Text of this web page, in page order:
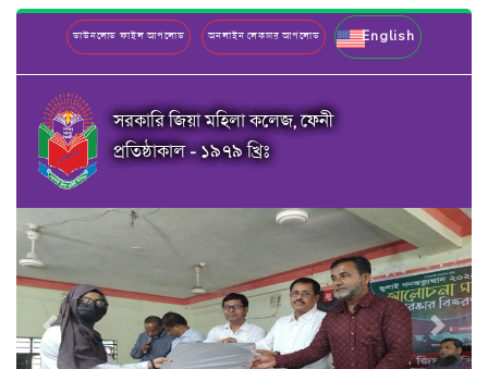
ডাউনলোড ফাইল আপলোড অনলাইন লেকচার আপলোড English
সরকারি জিয়া মহিলা কলেজ, ফেনী
প্রতিষ্ঠাকাল - ১৯৭৯ খ্রিঃ
Previous Next